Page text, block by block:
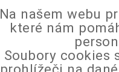
Na našem webu
které nám
Soubory cookies